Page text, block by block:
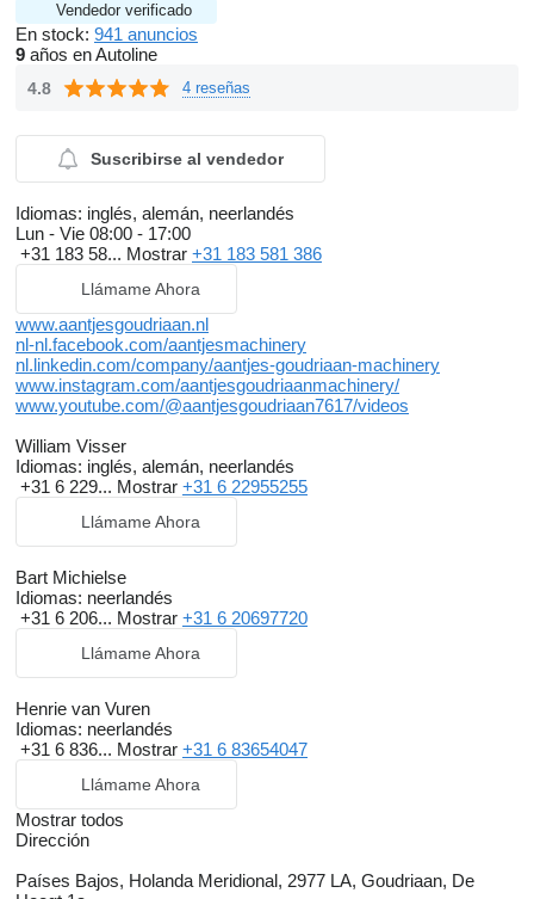
Vendedor verificado
En stock: 941 anuncios
9 años en Autoline
4.8 4 reseñas
Suscribirse al vendedor
Idiomas: inglés, alemán, neerlandés
Lun - Vie 08:00 - 17:00
+31 183 58... Mostrar +31 183 581 386
Llámame Ahora
www.aantjesgoudriaan.nl
nl-nl.facebook.com/aantjesmachinery
nl.linkedin.com/company/aantjes-goudriaan-machinery
www.instagram.com/aantjesgoudriaanmachinery/
www.youtube.com/@aantjesgoudriaan7617/videos
William Visser
Idiomas: inglés, alemán, neerlandés
+31 6 229... Mostrar +31 6 22955255
Llámame Ahora
Bart Michielse
Idiomas: neerlandés
+31 6 206... Mostrar +31 6 20697720
Llámame Ahora
Henrie van Vuren
Idiomas: neerlandés
+31 6 836... Mostrar +31 6 83654047
Llámame Ahora
Mostrar todos
Dirección
Países Bajos, Holanda Meridional, 2977 LA, Goudriaan, De